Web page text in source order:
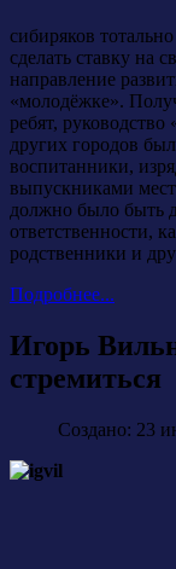
сибиряков
сделать ставку на
направление
«молодёжке».
ребят,
других городов
воспитанники,
выпускниками
должно было быть
ответственности,
родственники и
Подробнее...
Игорь
стремиться
Создано: 23